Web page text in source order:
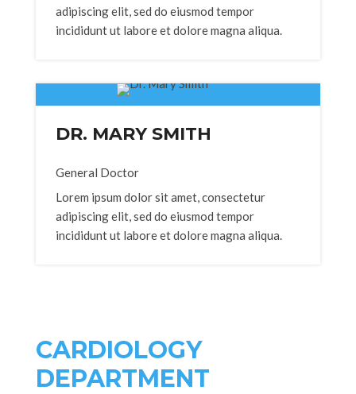
adipiscing elit, sed do eiusmod tempor
incididunt ut labore et dolore magna aliqua.
DR. MARY SMITH
General Doctor
Lorem ipsum dolor sit amet, consectetur
adipiscing elit, sed do eiusmod tempor
incididunt ut labore et dolore magna aliqua.
CARDIOLOGY
DEPARTMENT